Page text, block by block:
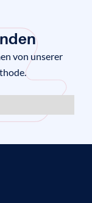
von unserer